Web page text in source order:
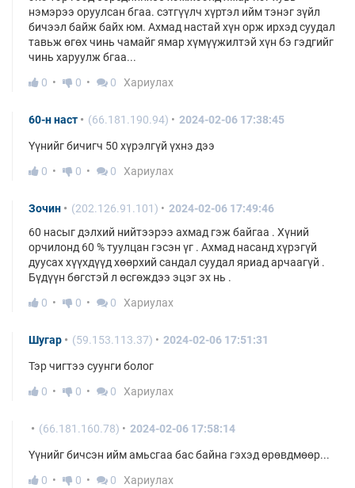
нэмэрээ оруулсан бгаа. сэтгүүлч хүртэл ийм тэнэг зүйл
бичээл байж байх юм. Ахмад настай хүн орж ирхэд суудал
тавьж өгөх чинь чамайг ямар хүмүүжилтэй хүн бэ гэдгийг
чинь харуулж бгаа...
0
0 0 Хариулах
60-н наст (66.181.190.94) 2024-02-06 17:38:45
Үүнийг бичигч 50 хүрэлгүй үхнэ дээ
0
0 0 Хариулах
Зочин (202.126.91.101)
2024-02-06 17:49:46
60 насыг дэлхий нийтээрээ ахмад гэж байгаа . Хүний
орчилонд 60 % туулцан гэсэн үг . Ахмад насанд хүрэгүй
дуусах хүүхдүүд хөөрхий сандал суудал яриад арчаагүй .
Бүдүүн бөгстэй л өсгөждээ эцэг эх нь .
0
0 0 Хариулах
Шугар (59.153.113.37) 2024-02-06 17:51:31
Тэр чигтээ суунги болог
0
0 0 Хариулах
(66.181.160.78) 2024-02-06 17:58:14
Үүнийг бичсэн ийм амьсгаа бас байна гэхэд өрөвдмөөр...
0
0 0 Хариулах